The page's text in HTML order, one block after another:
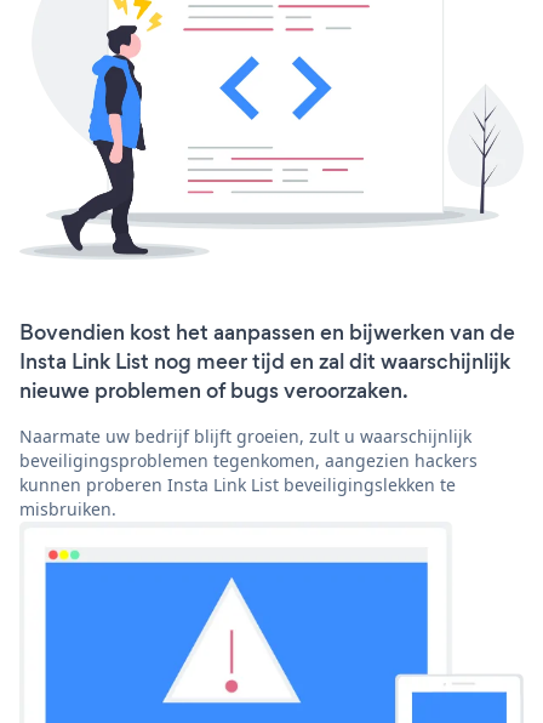
Bovendien kost het aanpassen en bijwerken van de
Insta Link List nog meer tijd en zal dit waarschijnlijk
nieuwe problemen of bugs veroorzaken.
Naarmate uw bedrijf blijft groeien, zult u waarschijnlijk
beveiligingsproblemen tegenkomen, aangezien hackers
kunnen proberen Insta Link List beveiligingslekken te
misbruiken.